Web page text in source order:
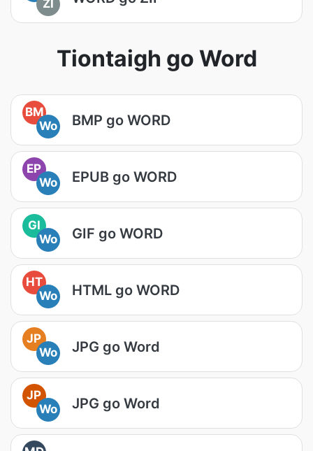
ZI
Tiontaigh go Word
BM
Wo
BMP go WORD
EP
Wo
EPUB go WORD
GI
Wo
GIF go WORD
HT
Wo
HTML go WORD
JP
Wo
JPG go Word
JP
Wo
JPG go Word